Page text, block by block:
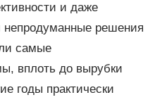
и даже
непродуманные решения
самые
вплоть до вырубки
годы практически